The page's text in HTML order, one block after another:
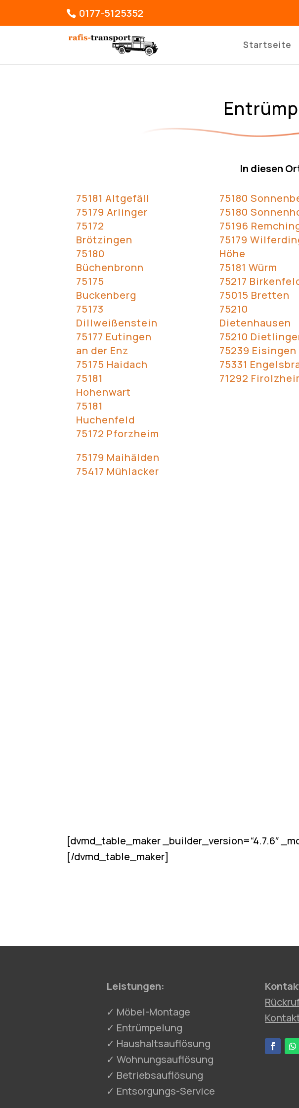
0177-5125352
Startseite
In diesen
75181 Altgefäll
75179 Arlinger
75172
Brötzingen
75180
Büchenbronn
75175
Buckenberg
75173
Dillweißenstein
75177 Eutingen
an der Enz
75175 Haidach
75181
Hohenwart
75181
Huchenfeld
75172 Pforzheim
75179 Maihälden
75417 Mühlacker
75180
75180
75196
75179
Höhe
75181 Würm
75217
75015 Bretten
75210
Dietenhausen
75210
75239 Eisingen
75331
71292
[dvmd_table_maker _builder_version=“4.7.6″
[/dvmd_table_maker]
Leistungen:
✓ Möbel-Montage
✓ Entrümpelung
✓ Haushaltsauflösung
✓ Wohnungsauflösung
✓ Betriebsauflösung
✓ Entsorgungs-Service